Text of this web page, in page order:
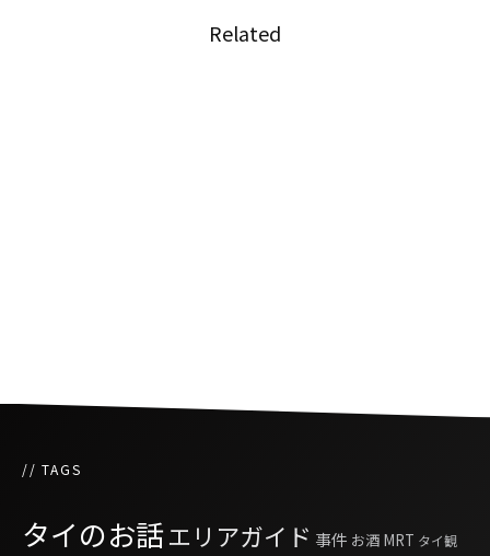
Related
// TAGS
タイのお話エリアガイド 事件 お酒 MRT タイ観